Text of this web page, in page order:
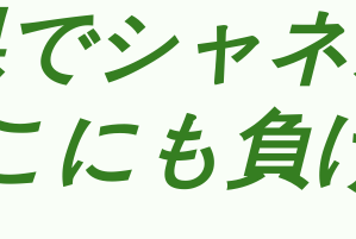
シャ
にも負